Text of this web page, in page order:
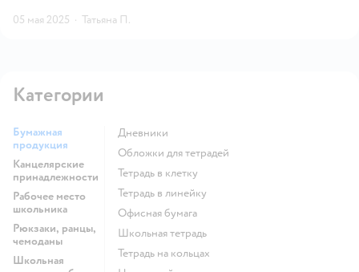
05 мая 2025 · Татьяна П.
Категории
Бумажная
продукция
Канцелярские
принадлежности
Рабочее место
школьника
Рюкзаки, ранцы,
чемоданы
Школьная
Дневники
Обложки для тетрадей
Тетрадь в клетку
Тетрадь в линейку
Офисная бумага
Школьная тетрадь
Тетрадь на кольцах